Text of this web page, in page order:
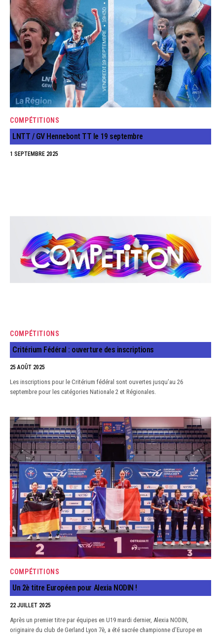
COMPÉTITIONS
LNTT / GV Hennebont TT le 19 septembre
1 SEPTEMBRE 2025
COMPÉTITIONS
Critérium Fédéral : ouverture des inscriptions
25 AOÛT 2025
Les inscriptions pour le Critérium fédéral sont ouvertes jusqu’au 26
septembre pour les catégories Nationale 2 et Régionales.
COMPÉTITIONS
Un 2è titre Européen pour Alexia NODIN !
22 JUILLET 2025
Après un premier titre par équipes en U19 mardi dernier, Alexia NODIN,
originaire du club de Gerland Lyon 7è, a été sacrée championne d’Europe en